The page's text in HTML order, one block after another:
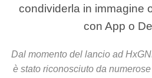
condividerla in immagine
con App o
Dal momento del lancio ad
è stato riconosciuto da